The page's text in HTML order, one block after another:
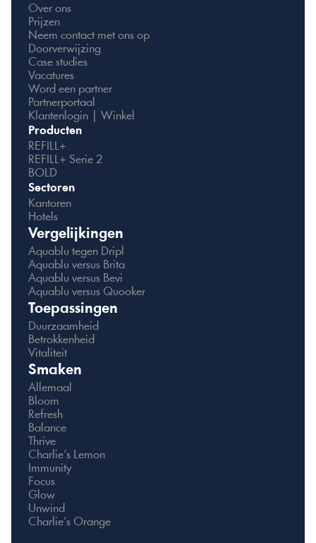
Over ons
Prijzen
Neem contact met ons op
Doorverwijzing
Case studies
Vacatures
Word een partner
Partnerportaal
Klantenlogin | Winkel
Producten
REFILL+
REFILL+ Serie 2
BOLD
Sectoren
Kantoren
Hotels
Vergelijkingen
Aquablu tegen Dripl
Aquablu versus Brita
Aquablu versus Bevi
Aquablu versus Quooker
Toepassingen
Duurzaamheid
Betrokkenheid
Vitaliteit
Smaken
Allemaal
Bloom
Refresh
Balance
Thrive
Charlie’s Lemon
Immunity
Focus
Glow
Unwind
Charlie’s Orange